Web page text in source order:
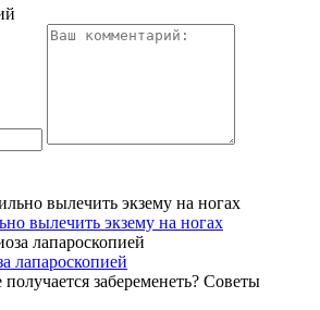
вылечить экзему на ногах
лапароскопией